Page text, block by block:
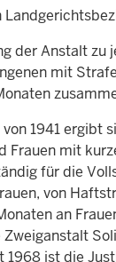
der Anstalt zu
mit
1941 ergibt
mit
für die
von
an
ist die